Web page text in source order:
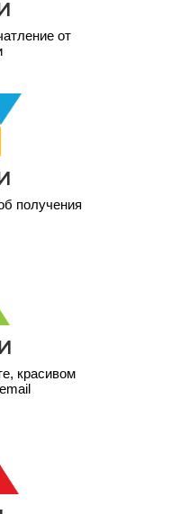
от
получения
красивом